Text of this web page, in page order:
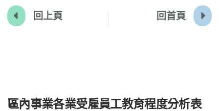
區內事業各業受雇員工教育程度分析表
回上頁 回首頁